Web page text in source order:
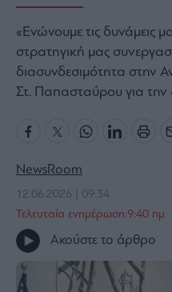
Law
Bloomberg
Financial
Times
The
Wiseman
Room
301
My
Story
Media
«Ενώνουμε τις δυνάμεις
στρατηγική μας
διασυνδεσιμότητα στην
Στ. Παπασταύρου για την
NewsRoom
12.06.2026 | 09:34
Τελευταία ενημέρωση:9:40 πμ
Ακούστε το άρθρο